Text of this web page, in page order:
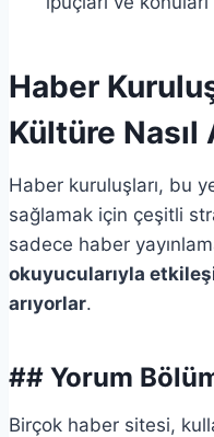
Haber
Kültüre Nasıl
Haber kuruluşları, bu
sağlamak için çeşitli
sadece haber
okuyucularıyla
arıyorlar.
## Yorum
Birçok haber sitesi,